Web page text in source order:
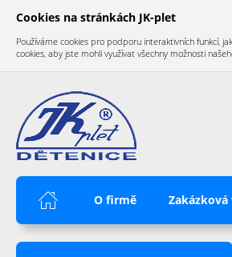
Cookies na stránkách JK-plet
Používáme cookies pro podporu interaktivních funkcí,
cookies, aby jste mohli využívat všechny možnosti
Úvod O firmě